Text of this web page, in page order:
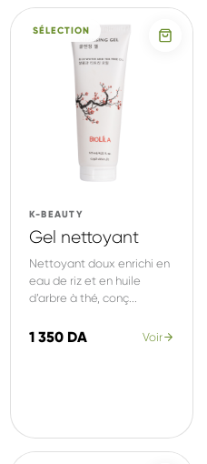
SÉLECTION
K-BEAUTY
Gel nettoyant
Nettoyant doux enrichi en
eau de riz et en huile
d’arbre à thé, conç...
1 350 DA Voir